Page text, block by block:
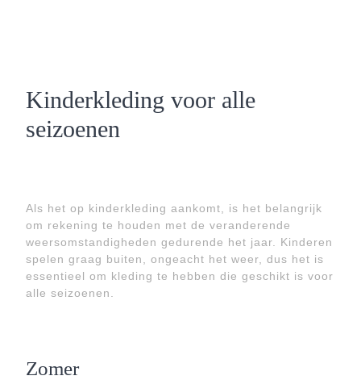
Kinderkleding voor alle
seizoenen
Als het op kinderkleding aankomt, is het belangrijk
om rekening te houden met de veranderende
weersomstandigheden gedurende het jaar. Kinderen
spelen graag buiten, ongeacht het weer, dus het is
essentieel om kleding te hebben die geschikt is voor
alle seizoenen.
Zomer